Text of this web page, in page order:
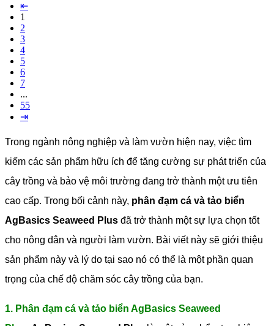
⇤
1
2
3
4
5
6
7
...
55
⇥
Trong ngành nông nghiệp và làm vườn hiện nay, việc tìm
kiếm các sản phẩm hữu ích để tăng cường sự phát triển của
cây trồng và bảo vệ môi trường đang trở thành một ưu tiên
cao cấp. Trong bối cảnh này, phân đạm cá và tảo biển
AgBasics Seaweed Plus đã trở thành một sự lựa chọn tốt
cho nông dân và người làm vườn. Bài viết này sẽ giới thiệu
sản phẩm này và lý do tại sao nó có thể là một phần quan
trọng của chế độ chăm sóc cây trồng của bạn.
1. Phân đạm cá và tảo biển AgBasics Seaweed